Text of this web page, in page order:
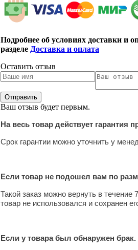
Подробнее об условиях доставки и
разделе Доставка и оплата
Оставить отзыв
Ваш отзыв будет первым.
На весь товар действует гарантия
Срок гарантии можно уточнить у
Если товар не подошел вам по
Такой заказ можно вернуть в
товар не использовался и сохранен
Если у товара был обнаружен брак.